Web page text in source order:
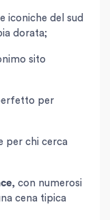
iconiche del sud
dorata;
sito
per
per chi cerca
, con numerosi
cena tipica